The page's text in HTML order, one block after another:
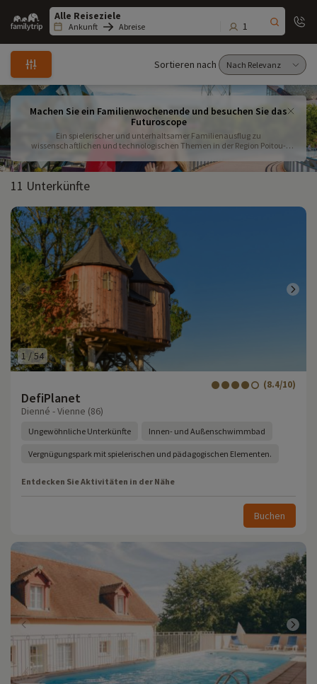
Family
trip
Ankunft Abreise 1
Sortieren nach
Machen Sie ein Familienwochenende und besuchen Sie das
Futuroscope
Ein spielerischer und unterhaltsamer Familienausflug zu
wissenschaftlichen und technologischen Themen in der Region Poitou-
Charentes? Besuchen Sie mit Ihren Kindern den Freizeitpark Futuroscope.
Hier gibt es Attraktionen für alle Altersgruppen, die alle Ihre Sinne anregen
werden! Willkommen in dem Park, in dem Innovationen für Furore sorgen .
11 Unterkünfte
1 /54
DefiPlanet
(8.4/10)
Dienné - Vienne (86)
Ungewöhnliche Unterkünfte Innen- und Außenschwimmbad
Vergnügungspark mit spielerischen und pädagogischen Elementen.
Entdecken Sie Aktivitäten in der Nähe
Buchen